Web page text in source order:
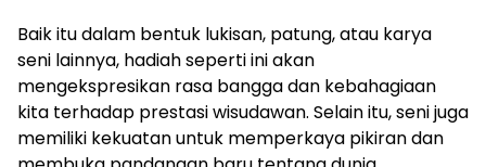
Baik itu dalam bentuk lukisan, patung, atau karya
seni lainnya, hadiah seperti ini akan
mengekspresikan rasa bangga dan kebahagiaan
kita terhadap prestasi wisudawan. Selain itu, seni juga
memiliki kekuatan untuk memperkaya pikiran dan